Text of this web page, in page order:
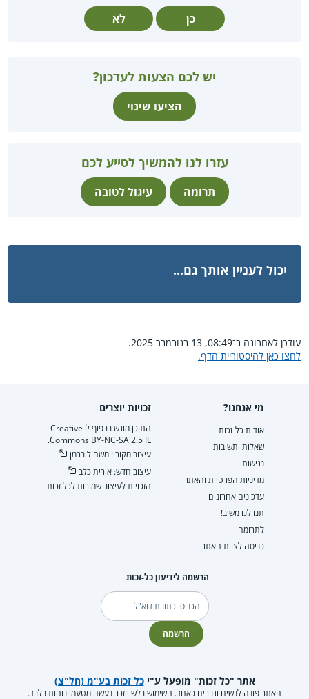
כן לא
יש לכם הצעות לעדכון?
הציעו שינוי
עזרו לנו להמשיך לסייע לכם
תרומה עיגול לטובה
יכול לעניין אותך גם...
עודכן לאחרונה ב־08:49, 13 בנובמבר 2025.
לחצו כאן להיסטוריית הדף.
מי אנחנו?
אודות כל-זכות
שאלות ותשובות
נגישות
מדיניות הפרטיות והאתר
עדכונים אחרונים
תנו לנו משוב!
לתרומה
כניסה לצוות האתר
זכויות יוצרים
התוכן מוגש בכפוף ל-Creative
Commons BY-NC-SA 2.5 IL.
עיצוב מקורי: משה ליברמן
עיצוב חדש: אורית כלב
הזכויות לעיצוב שמורות לכל זכות
הרשמה לידיעון כל-זכות
דוא"ל
הרשמה
אתר "כל זכות" מופעל ע"יכל זכות בע"מ (חל"צ)
האתר פונה לנשים וגברים כאחד. השימוש בלשון זכר נעשה מטעמי נוחות בלבד.